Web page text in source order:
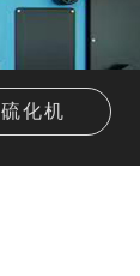
硫化机